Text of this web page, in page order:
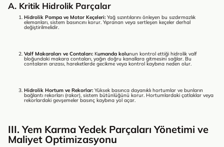
A. Kritik Hidrolik Parçalar
Hidrolik Pompa ve Motor Keçeleri: Yağ sızıntılarını önleyen bu sızdırmazlık
elemanları, sistem basıncını korur. Yıpranan veya sertleşen keçeler derhal
değiştirilmelidir.
Valf Makaraları ve Contaları: Kumanda kolunun kontrol ettiği hidrolik valf
bloğundaki makara contaları, yağın doğru kanallara gitmesini sağlar. Bu
contaların arızası, hareketlerde gecikme veya kontrol kaybına neden olur.
Hidrolik Hortum ve Rekorlar: Yüksek basınca dayanıklı hortumlar ve bunların
bağlantı rekorları (rakor), sistem bütünlüğünü korur. Hortumlardaki çatlaklar veya
rekorlardaki gevşemeler basınç kaybına yol açar.
III. Yem Karma Yedek Parçaları Yönetimi ve
Maliyet Optimizasyonu